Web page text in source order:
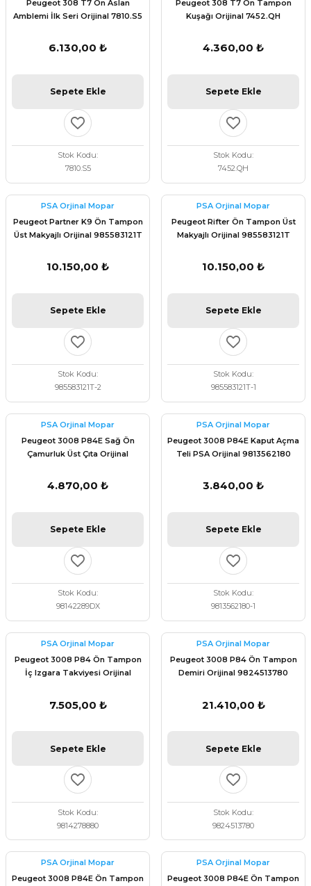
Peugeot 308 T7 Ön Aslan
Amblemi İlk Seri Orijinal 7810.S5
6.130,00 ₺
Sepete Ekle
Stok Kodu
7810.S5
Peugeot 308 T7 Ön Tampon
Kuşağı Orijinal 7452.QH
4.360,00 ₺
Sepete Ekle
Stok Kodu
7452.QH
PSA Orjinal Mopar
Peugeot Partner K9 Ön Tampon
Üst Makyajlı Orijinal 985583121T
10.150,00 ₺
Sepete Ekle
Stok Kodu
985583121T-2
PSA Orjinal Mopar
Peugeot Rifter Ön Tampon Üst
Makyajlı Orijinal 985583121T
10.150,00 ₺
Sepete Ekle
Stok Kodu
985583121T-1
PSA Orjinal Mopar
Peugeot 3008 P84E Sağ Ön
Çamurluk Üst Çıta Orijinal
4.870,00 ₺
Sepete Ekle
Stok Kodu
98142289DX
PSA Orjinal Mopar
Peugeot 3008 P84E Kaput Açma
Teli PSA Orijinal 9813562180
3.840,00 ₺
Sepete Ekle
Stok Kodu
9813562180-1
PSA Orjinal Mopar
Peugeot 3008 P84 Ön Tampon
İç Izgara Takviyesi Orijinal
7.505,00 ₺
Sepete Ekle
Stok Kodu
9814278880
PSA Orjinal Mopar
Peugeot 3008 P84 Ön Tampon
Demiri Orijinal 9824513780
21.410,00 ₺
Sepete Ekle
Stok Kodu
9824513780
PSA Orjinal Mopar
Peugeot 3008 P84E Ön Tampon
PSA Orjinal Mopar
Peugeot 3008 P84E Ön Tampon